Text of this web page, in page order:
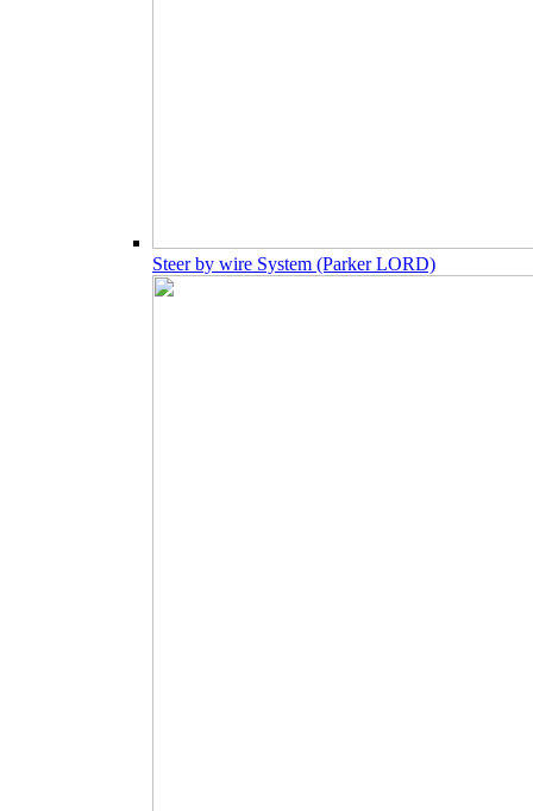
Steer by wire System (Parker LORD)